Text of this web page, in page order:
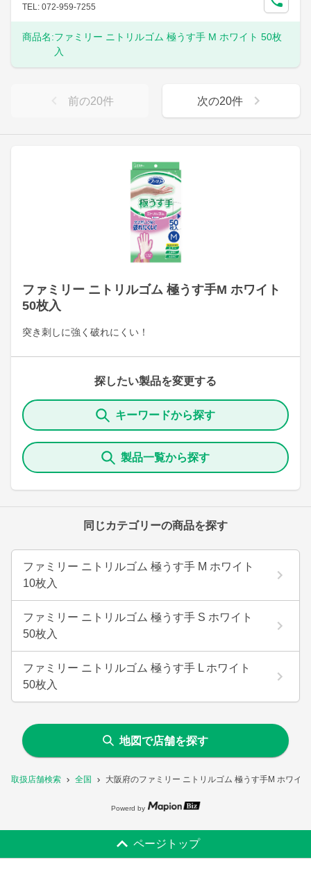
取扱店舗検索 全国 大阪府のファミリー ニトリルゴム 極うす手M ホワイ
ファミリー ニトリルゴム 極うす手M ホワイト
50枚入
突き刺しに強く破れにくい！
探したい製品を変更する
キーワードから探す
製品一覧から探す
同じカテゴリーの商品を探す
ファミリー ニトリルゴム 極うす手 M ホワイト
10枚入
ファミリー ニトリルゴム 極うす手 S ホワイト
50枚入
ファミリー ニトリルゴム 極うす手 L ホワイト
50枚入
TEL: 072-959-7255
商品名:ファミリー ニトリルゴム 極うす手 M ホワイト 50枚
入
前の20件 次の20件
地図で店舗を探す
Powerd by
ページトップ